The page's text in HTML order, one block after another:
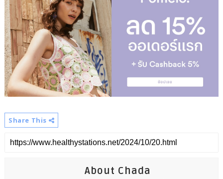
Share This
About Chada